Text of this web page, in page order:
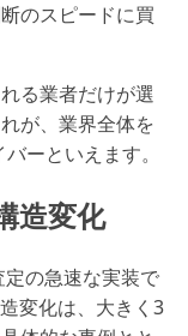
のスピードに買
る業者だけが選
が、業界全体を
ーといえます。
造変化
の急速な実装で
変化は、大きく3